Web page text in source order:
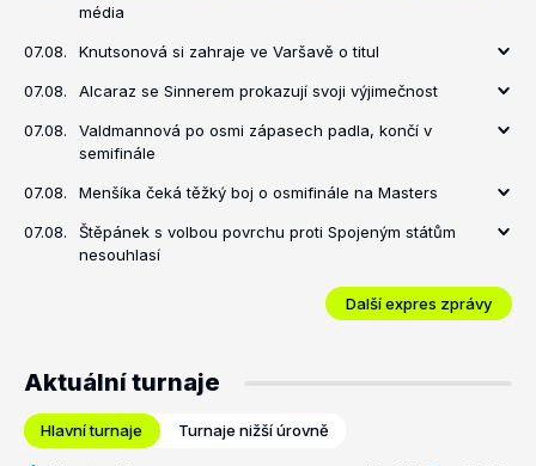
média
07.08. Knutsonová si zahraje ve Varšavě o titul
07.08. Alcaraz se Sinnerem prokazují svoji výjimečnost
07.08.
Valdmannová po osmi zápasech padla, končí v
semifinále
07.08. Menšíka čeká těžký boj o osmifinále na Masters
07.08.
Štěpánek s volbou povrchu proti Spojeným státům
nesouhlasí
Další expres zprávy
Aktuální turnaje
Hlavní turnaje Turnaje nižší úrovně